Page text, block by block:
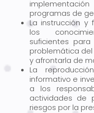
programas de
La instrucción y
los
suficientes
problemática
y afrontarla de
La
informativo e
a los
actividades de
riesgos por la